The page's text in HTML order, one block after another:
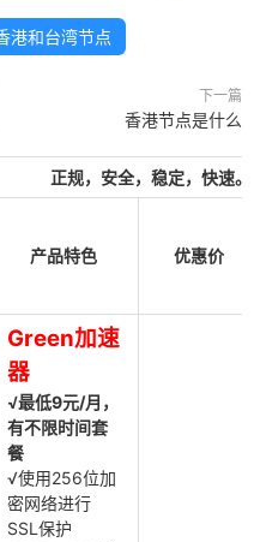
港和台湾节点
下一篇
香港节点是什么
正规，安全，稳定，快速。
产品特色 优惠价
Green加速
器
√最低9元/月，
有不限时间套
餐
√使用256位加
密网络进行
SSL保护